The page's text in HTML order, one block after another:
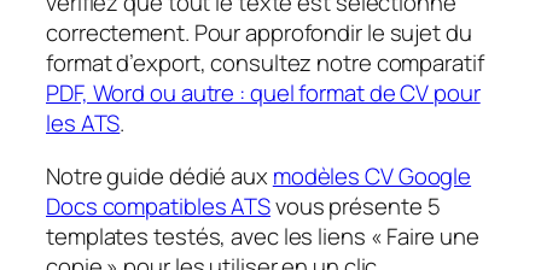
correctement. Pour approfondir le sujet du
format d’export, consultez notre comparatif
PDF, Word ou autre : quel format de CV pour
les ATS.
Notre guide dédié aux modèles CV Google
Docs compatibles ATSvous présente 5
templates testés, avec les liens « Faire une